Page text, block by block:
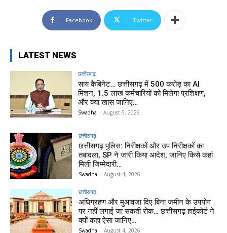
Facebook Twitter
LATEST NEWS
छत्तीसगढ़
साय कैबिनेट… छत्तीसगढ़ में 500 करोड़ का AI
मिशन, 1.5 लाख कर्मचारियों को मिलेगा प्रशिक्षण,
और क्या खास जानिए…
Swadha - August 5, 2026
छत्तीसगढ़
छत्तीसगढ़ पुलिस: निरीक्षकों और उप निरीक्षकों का
तबादला, SP ने जारी किया आदेश, जानिए किसे कहां
मिली जिम्मेदारी…
Swadha - August 4, 2026
छत्तीसगढ़
अधिग्रहण और मुआवजा दिए बिना जमीन के उपयोग
पर नहीं लगाई जा सकती रोक… छत्तीसगढ़ हाईकोर्ट ने
क्यों कहा ऐसा जानिए…
Swadha - August 4, 2026